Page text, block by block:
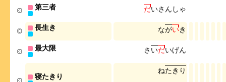
第三者 だいさ ん し ゃ
長生き ながいき
最大限 さ いだいげん
寝たきり
ねたき り